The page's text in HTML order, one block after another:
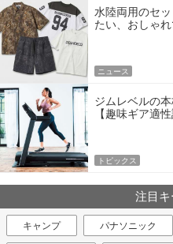
水陸両用のセ
たい、おしゃ
ニュース
ジムレベルの
【趣味ギア適性
トピックス
注目キ
キャンプ パナソニック